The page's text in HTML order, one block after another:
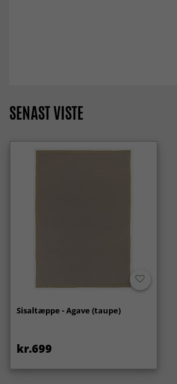
SENAST VISTE
Sisaltæppe - Agave (taupe)
kr.699